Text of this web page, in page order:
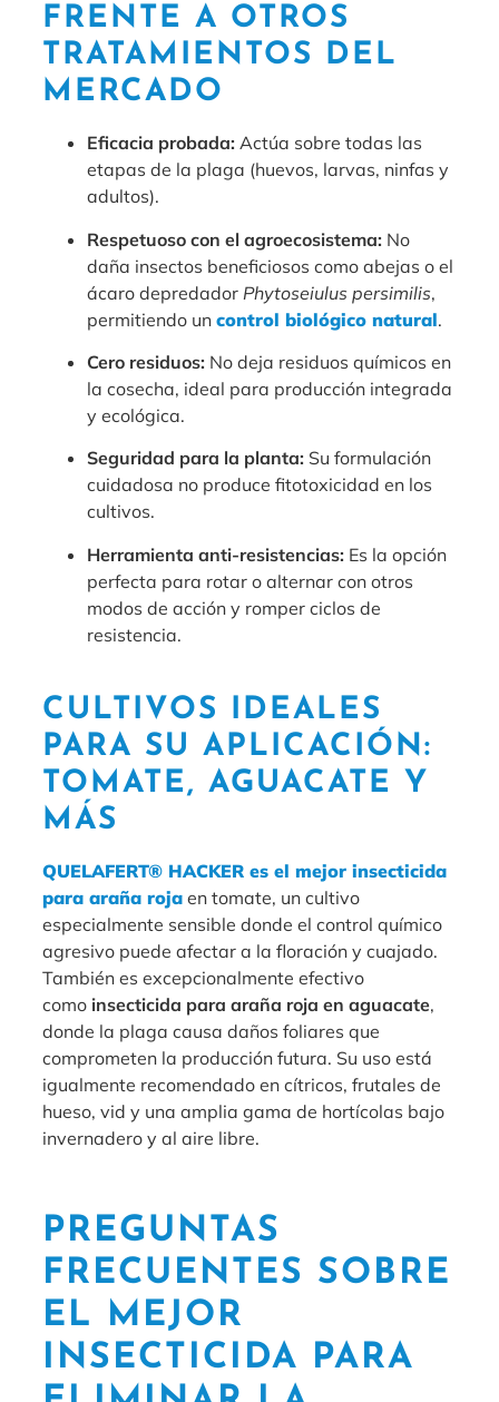
FRENTE A OTROS
TRATAMIENTOS DEL
MERCADO
Eficacia probada: Actúa sobre todas las
etapas de la plaga (huevos, larvas, ninfas y
adultos).
Respetuoso con el agroecosistema: No
daña insectos beneficiosos como abejas o el
ácaro depredador Phytoseiulus persimilis,
permitiendo un control biológico natural.
Cero residuos: No deja residuos químicos en
la cosecha, ideal para producción integrada
y ecológica.
Seguridad para la planta: Su formulación
cuidadosa no produce fitotoxicidad en los
cultivos.
Herramienta anti-resistencias: Es la opción
perfecta para rotar o alternar con otros
modos de acción y romper ciclos de
resistencia.
CULTIVOS IDEALES
PARA SU APLICACIÓN:
TOMATE, AGUACATE Y
MÁS
QUELAFERT® HACKER es el mejor insecticida
para araña rojaen tomate, un cultivo
especialmente sensible donde el control químico
agresivo puede afectar a la floración y cuajado.
También es excepcionalmente efectivo
como insecticida para araña roja en aguacate,
donde la plaga causa daños foliares que
comprometen la producción futura. Su uso está
igualmente recomendado en cítricos, frutales de
hueso, vid y una amplia gama de hortícolas bajo
invernadero y al aire libre.
PREGUNTAS
FRECUENTES SOBRE
EL MEJOR
INSECTICIDA PARA